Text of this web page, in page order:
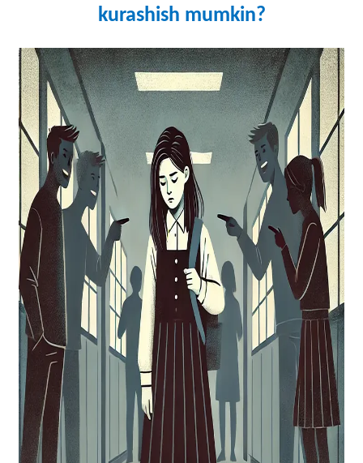
kurashish mumkin?